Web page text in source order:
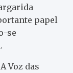
papel
se
Voz das